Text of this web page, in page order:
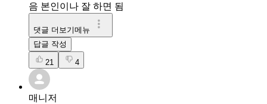
음 본인이나 잘 하면 됨
댓글 더보기메뉴
답글 작성
21 4
매니저